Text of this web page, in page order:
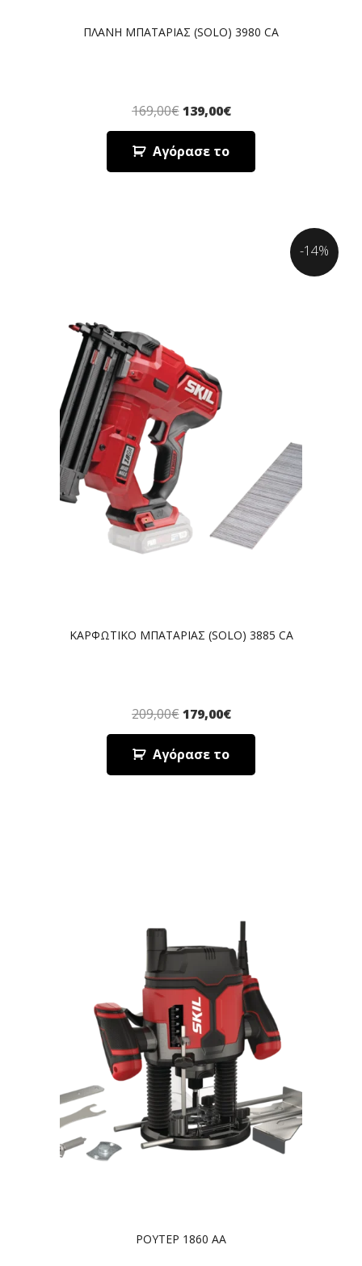
ΠΛΑΝΗ ΜΠΑΤΑΡΙΑΣ (SOLO) 3980 CA
169,00€ 139,00€
Αγόρασε το
ΚΑΡΦΩΤΙΚΟ ΜΠΑΤΑΡΙΑΣ (SOLO) 3885 CA
209,00€ 179,00€
Αγόρασε το
-14%
ΡΟΥΤΕΡ 1860 AA